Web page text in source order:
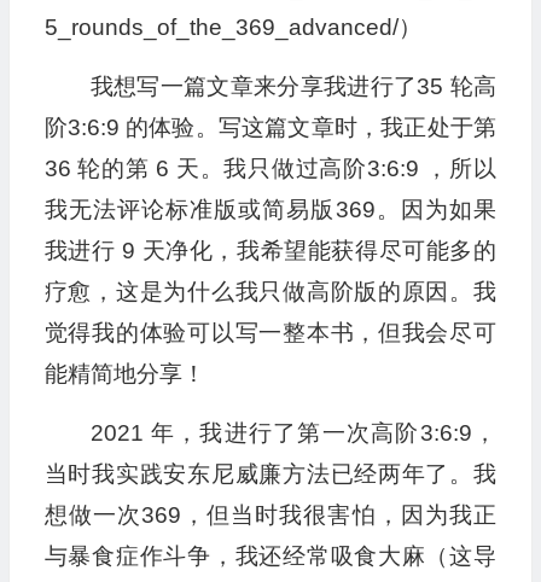
5_rounds_of_the_369_advanced/）
我想写一篇文章来分享我进行了35 轮高
阶3:6:9 的体验。写这篇文章时，我正处于第
36 轮的第 6 天。我只做过高阶3:6:9 ，所以
我无法评论标准版或简易版369。因为如果
我进行 9 天净化，我希望能获得尽可能多的
疗愈，这是为什么我只做高阶版的原因。我
觉得我的体验可以写一整本书，但我会尽可
能精简地分享！
2021 年，我进行了第一次高阶3:6:9，
当时我实践安东尼威廉方法已经两年了。我
想做一次369，但当时我很害怕，因为我正
与暴食症作斗争，我还经常吸食大麻（这导